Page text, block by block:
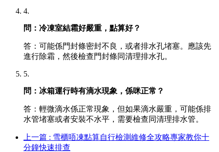
4.
問：冷凍室結霜好嚴重，點算好？
答：可能係門封條密封不良，或者排水孔堵塞。應該先
進行除霜，然後檢查門封條同清理排水孔。
5.
問：冰箱運行時有滴水現象，係咪正常？
答：輕微滴水係正常現象，但如果滴水嚴重，可能係排
水管堵塞或者安裝不水平，需要檢查同清理排水管。
上一篇 : 雪櫃唔凍點算自行檢測維修全攻略專家教你十
分鐘快速排查